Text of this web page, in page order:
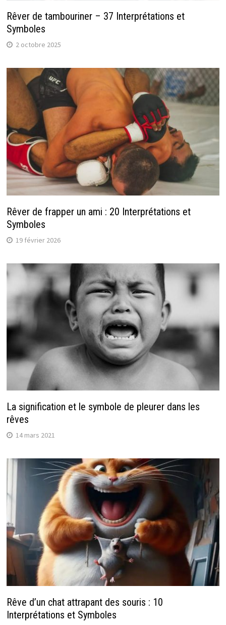
Rêver de tambouriner – 37 Interprétations et
Symboles
2 octobre 2025
Rêver de frapper un ami : 20 Interprétations et
Symboles
19 février 2026
La signification et le symbole de pleurer dans les
rêves
14 mars 2021
Rêve d’un chat attrapant des souris : 10
Interprétations et Symboles